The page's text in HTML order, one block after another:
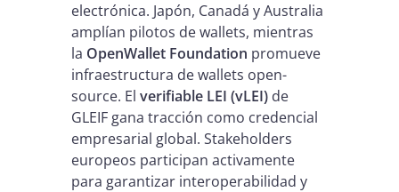
electrónica. Japón, Canadá y Australia
amplían pilotos de wallets, mientras
la OpenWallet Foundation promueve
infraestructura de wallets open-
source. El verifiable LEI (vLEI) de
GLEIF gana tracción como credencial
empresarial global. Stakeholders
europeos participan activamente
para garantizar interoperabilidad y